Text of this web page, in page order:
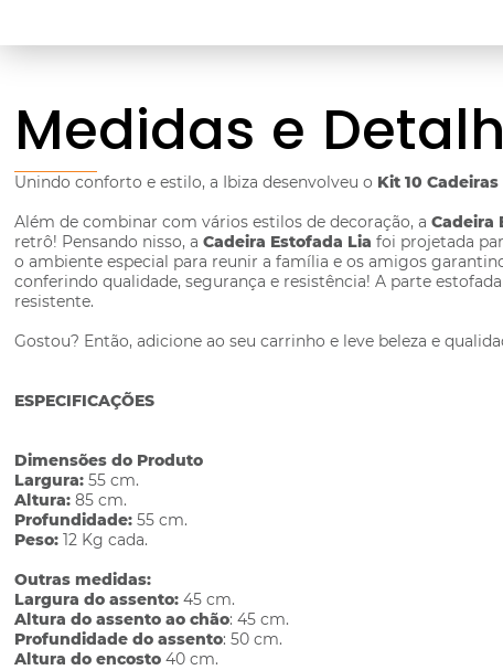
Medidas e
Unindo conforto e estilo, a Ibiza desenvolveu o Kit 10
Além de combinar com vários estilos de decoração, aCadeira
retrô! Pensando nisso, aCadeira Estofada Lia foi projetada
o ambiente especial para reunir a família e os amigos
conferindo qualidade, segurança e resistência! A parte
resistente.
Gostou? Então, adicione ao seu carrinho e leve beleza e
ESPECIFICAÇÕES
Dimensões do Produto
Largura: 55 cm.
Altura: 85 cm.
Profundidade: 55 cm.
Peso: 12 Kg cada.
Outras medidas:
Largura do assento: 45 cm.
Altura do assento ao chão: 45 cm.
Profundidade do assento: 50 cm.
Altura do encosto 40 cm.